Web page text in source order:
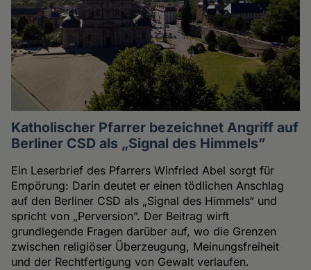
Katholischer Pfarrer bezeichnet Angriff auf
Berliner CSD als „Signal des Himmels”
Ein Leserbrief des Pfarrers Winfried Abel sorgt für
Empörung: Darin deutet er einen tödlichen Anschlag
auf den Berliner CSD als „Signal des Himmels“ und
spricht von „Perversion”. Der Beitrag wirft
grundlegende Fragen darüber auf, wo die Grenzen
zwischen religiöser Überzeugung, Meinungsfreiheit
und der Rechtfertigung von Gewalt verlaufen.